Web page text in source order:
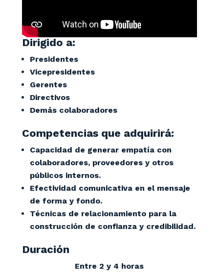
Dirigido a:
Presidentes
Vicepresidentes
Gerentes
Directivos
Demás colaboradores
Competencias que adquirirá:
Capacidad de generar empatía con
colaboradores, proveedores y otros
públicos internos.
Efectividad comunicativa en el mensaje
de forma y fondo.
Técnicas de relacionamiento para la
construcción de confianza y credibilidad.
Duración
Entre 2 y 4 horas